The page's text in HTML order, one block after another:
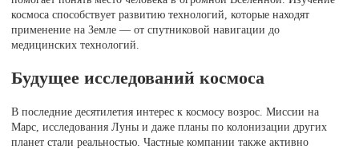
космоса способствует развитию технологий, которые находят
применение на Земле — от спутниковой навигации до
медицинских технологий.
Будущее исследований космоса
В последние десятилетия интерес к космосу возрос. Миссии на
Марс, исследования Луны и даже планы по колонизации других
планет стали реальностью. Частные компании также активно